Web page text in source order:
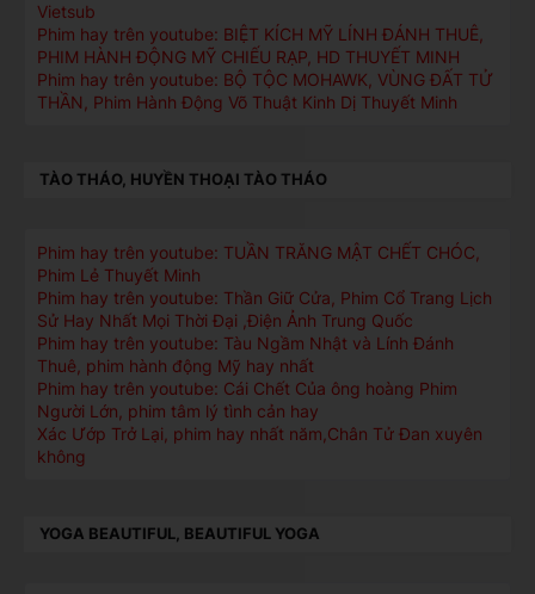
Vietsub
Phim hay trên youtube: BIỆT KÍCH MỸ LÍNH ĐÁNH THUÊ,
PHIM HÀNH ĐỘNG MỸ CHIẾU RẠP, HD THUYẾT MINH
Phim hay trên youtube: BỘ TỘC MOHAWK, VÙNG ĐẤT TỬ
THẦN, Phim Hành Động Võ Thuật Kinh Dị Thuyết Minh
TÀO THÁO, HUYỀN THOẠI TÀO THÁO
Phim hay trên youtube: TUẦN TRĂNG MẬT CHẾT CHÓC,
Phim Lẻ Thuyết Minh
Phim hay trên youtube: Thần Giữ Cửa, Phim Cổ Trang Lịch
Sử Hay Nhất Mọi Thời Đại ,Điện Ảnh Trung Quốc
Phim hay trên youtube: Tàu Ngầm Nhật và Lính Đánh
Thuê, phim hành động Mỹ hay nhất
Phim hay trên youtube: Cái Chết Của ông hoàng Phim
Người Lớn, phim tâm lý tình cản hay
Xác Ướp Trở Lại, phim hay nhất năm,Chân Tử Đan xuyên
không
YOGA BEAUTIFUL, BEAUTIFUL YOGA